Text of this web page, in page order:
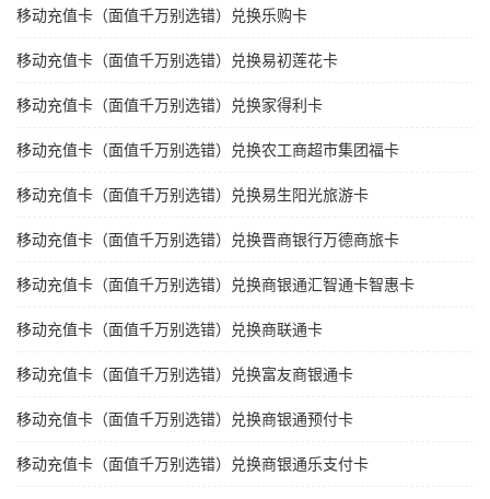
移动充值卡（面值千万别选错）兑换乐购卡
移动充值卡（面值千万别选错）兑换易初莲花卡
移动充值卡（面值千万别选错）兑换家得利卡
移动充值卡（面值千万别选错）兑换农工商超市集团福卡
移动充值卡（面值千万别选错）兑换易生阳光旅游卡
移动充值卡（面值千万别选错）兑换晋商银行万德商旅卡
移动充值卡（面值千万别选错）兑换商银通汇智通卡智惠卡
移动充值卡（面值千万别选错）兑换商联通卡
移动充值卡（面值千万别选错）兑换富友商银通卡
移动充值卡（面值千万别选错）兑换商银通预付卡
移动充值卡（面值千万别选错）兑换商银通乐支付卡